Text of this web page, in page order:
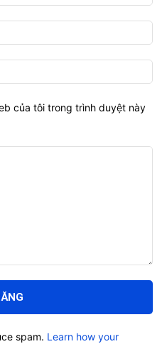
của tôi trong trình duyệt này
spam. Learn how your